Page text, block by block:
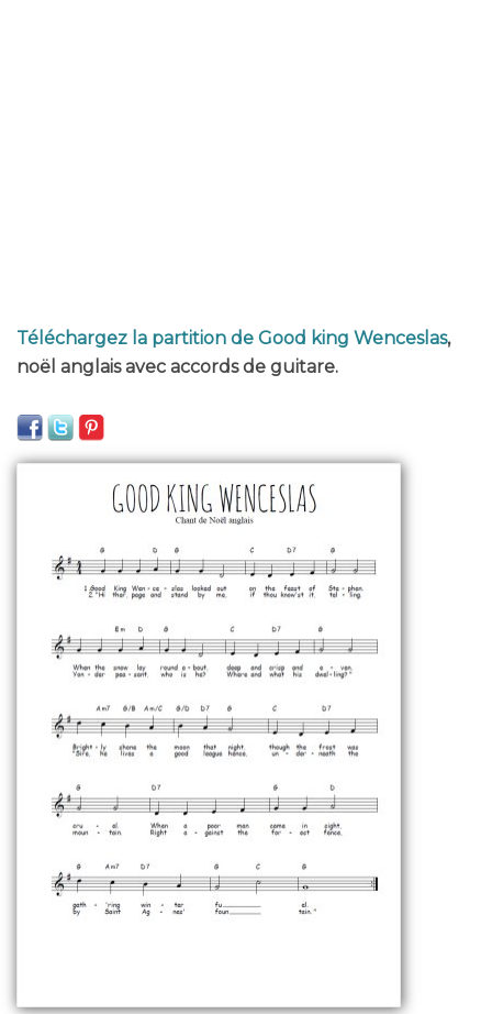
Téléchargez la partition de Good king Wenceslas,
noël anglais avec accords de guitare.